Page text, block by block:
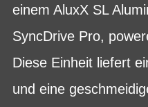
einem AluxX SL
SyncDrive Pro,
Diese Einheit liefert
und eine